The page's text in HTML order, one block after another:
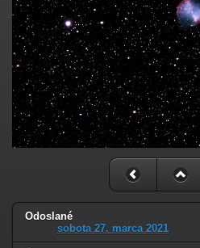
Odoslané
sobota 27. marca 2021